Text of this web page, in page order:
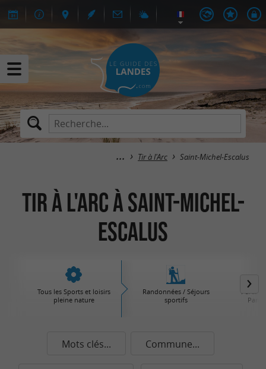
Tir à l'Arc Saint-Michel-Escalus
Tir à l'Arc à Saint-Michel-
Escalus
Tous les Sports et loisirs
pleine nature
Randonnées / Séjours
sportifs
Parcs
Mots clés... Commune...